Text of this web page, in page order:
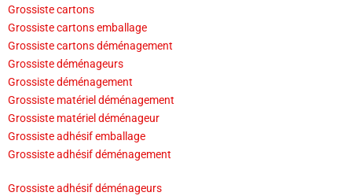
Grossiste cartons
Grossiste cartons emballage
Grossiste cartons déménagement
Grossiste déménageurs
Grossiste déménagement
Grossiste matériel déménagement
Grossiste matériel déménageur
Grossiste adhésif emballage
Grossiste adhésif déménagement
Grossiste adhésif déménageurs